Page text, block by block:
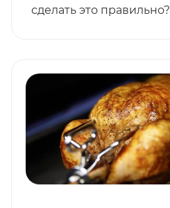
сделать это правильно?